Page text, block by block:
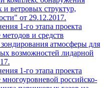
ветровых структур,
от 29.12.2017.
1-го этапа проекта
и средств
атмосферы для
возможностей лидарной
1-го этапа проекта
российско-